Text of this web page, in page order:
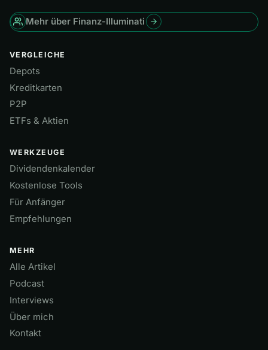
Mehr über Finanz-Illuminati
VERGLEICHE
Depots
Kreditkarten
P2P
ETFs & Aktien
WERKZEUGE
Dividendenkalender
Kostenlose Tools
Für Anfänger
Empfehlungen
MEHR
Alle Artikel
Podcast
Interviews
Über mich
Kontakt